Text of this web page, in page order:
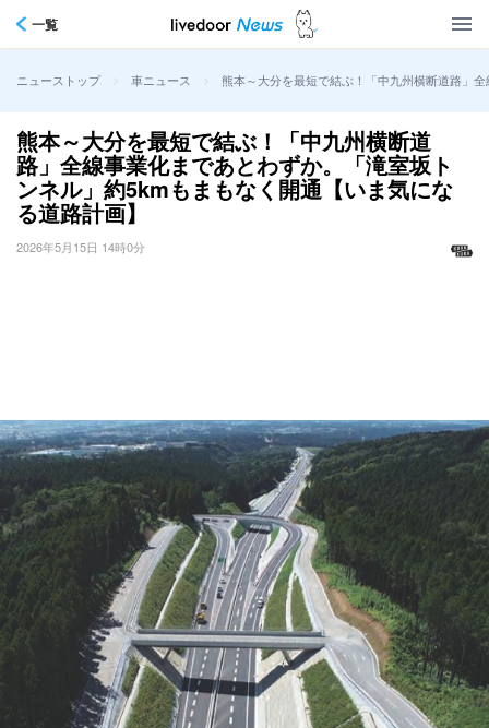
一覧
ニューストップ > 車ニュース > 熊本～大分を最短で結ぶ！「中九州横断道路」
熊本～大分を最短で結ぶ！「中九州横断道
路」全線事業化まであとわずか。「滝室坂ト
ンネル」約5kmもまもなく開通【いま気にな
る道路計画】
2026年5月15日 14時0分